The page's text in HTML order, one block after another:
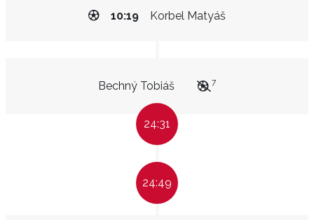
Korbel Matyáš
10:19
Bechný Tobiáš 7
24:31
24:49